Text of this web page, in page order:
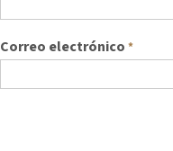
Correo electrónico *